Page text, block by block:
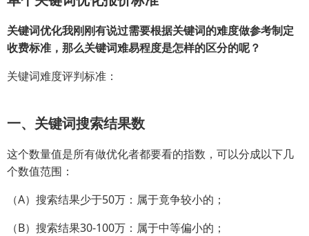
关键词优化我刚刚有说过需要根据关键词的难度做参考制定
收费标准，那么关键词难易程度是怎样的区分的呢？
关键词难度评判标准：
一、关键词搜索结果数
这个数量值是所有做优化者都要看的指数，可以分成以下几
个数值范围：
（A）搜索结果少于50万：属于竟争较小的；
（B）搜索结果30-100万：属于中等偏小的；